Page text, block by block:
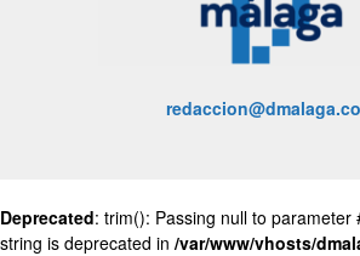
Deprecated: trim(): Passing null to parameter
string is deprecated in /var/www/vhosts/